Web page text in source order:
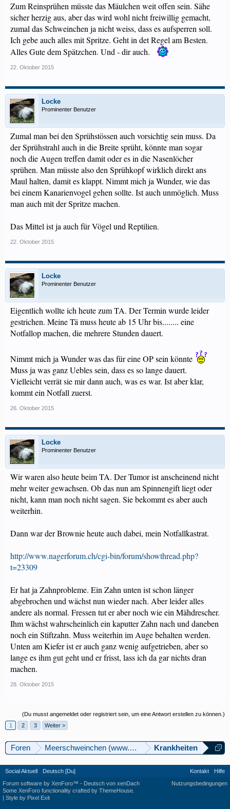
Zum Reinsprühen müsste das Mäulchen weit offen sein. Sähe
sicher herzig aus, aber das wird wohl nicht freiwillig gemacht,
zumal das Schweinchen ja nicht weiss, dass es aufsperren soll.
Ich gebe auch alles mit Spritze. Geht in det Regel am Besten.
Alles Gute dem Spätzchen. Und - dir auch.
22. Oktober 2015
Locke
Prominenter Benutzer
Zumal man bei den Sprühstössen auch vorsichtig sein muss. Da
der Sprühstrahl auch in die Breite sprüht, könnte man sogar
noch die Augen treffen damit oder es in die Nasenlöcher
sprühen. Man müsste also den Sprühkopf wirklich direkt ans
Maul halten, damit es klappt. Nimmt mich ja Wunder, wie das
bei einem Kanarienvogel gehen sollte. Ist auch unmöglich. Muss
man auch mit der Spritze machen.
Das Mittel ist ja auch für Vögel und Reptilien.
22. Oktober 2015
Locke
Prominenter Benutzer
Eigentlich wollte ich heute zum TA. Der Termin wurde leider
gestrichen. Meine Tä muss heute ab 15 Uhr bis........ eine
Notfallop machen, die mehrere Stunden dauert.
Nimmt mich ja Wunder was das für eine OP sein könnte
Muss ja was ganz Uebles sein, dass es so lange dauert.
Vielleicht verrät sie mir dann auch, was es war. Ist aber klar,
kommt ein Notfall zuerst.
26. Oktober 2015
Locke
Prominenter Benutzer
Wir waren also heute beim TA. Der Tumor ist anscheinend nicht
mehr weiter gewachsen. Ob das nun am Spinnengift liegt oder
nicht, kann man noch nicht sagen. Sie bekommt es aber auch
weiterhin.
Dann war der Brownie heute auch dabei, mein Notfallkastrat.
http://www.nagerforum.ch/cgi-bin/forum/showthread.php?
t=23309
Er hat ja Zahnprobleme. Ein Zahn unten ist schon länger
abgebrochen und wächst nun wieder nach. Aber leider alles
andere als normal. Fressen tut er aber noch wie ein Mähdrescher.
Ihm wächst wahrscheinlich ein kaputter Zahn nach und daneben
noch ein Stiftzahn. Muss weiterhin im Auge behalten werden.
Unten am Kiefer ist er auch ganz wenig aufgetrieben, aber so
lange es ihm gut geht und er frisst, lass ich da gar nichts dran
machen.
28. Oktober 2015
(Du musst angemeldet oder registriert sein, um eine Antwort erstellen zu können.)
1
2 3 Weiter >
Foren Meerschweinchen (www.meerschweinforum.ch)
Krankheiten
Social Aktuell Deutsch [Du] Kontakt
Hilfe
Nutzungsbedingungen
Forum software by XenForo™ - Deutsch von xenDach
Some XenForo functionality crafted by ThemeHouse
| Style by Pixel Exit